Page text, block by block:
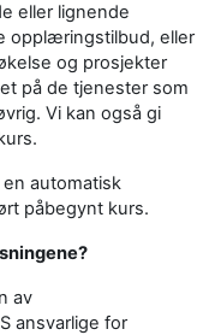
eller lignende
opplæringstilbud, eller
og prosjekter
på de tjenester som
Vi kan også gi
automatisk
påbegynt kurs.
av
ansvarlige for